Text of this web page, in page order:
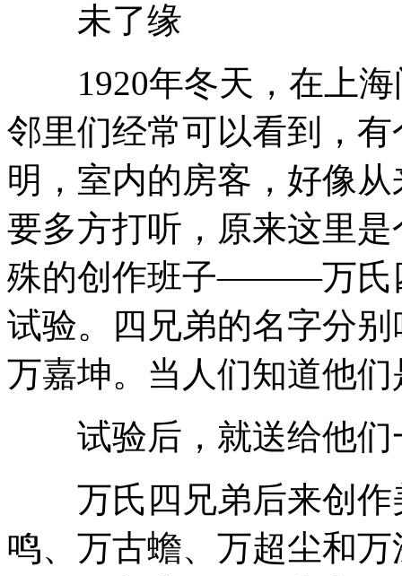
未了缘
1920年冬天，在上海
邻里们经常可以看到，
明，室内的房客，好像
要多方打听，原来这里
殊的创作班子———万氏
试验。四兄弟的名字分
万嘉坤。当人们知道他
试验后，就送给他们
万氏四兄弟后来创作
鸣、万古蟾、万超尘和